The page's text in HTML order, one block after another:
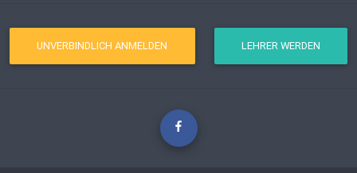
UNVERBINDLICH ANMELDEN LEHRER WERDEN